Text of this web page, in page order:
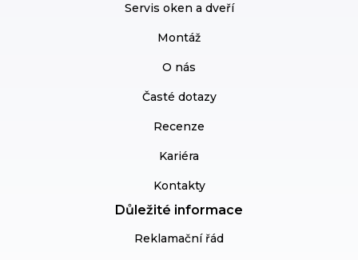
Servis oken a dveří
Montáž
O nás
Časté dotazy
Recenze
Kariéra
Kontakty
Důležité informace
Reklamační řád